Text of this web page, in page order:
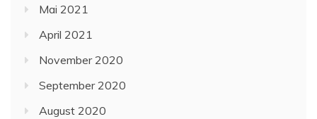
Mai 2021
April 2021
November 2020
September 2020
August 2020